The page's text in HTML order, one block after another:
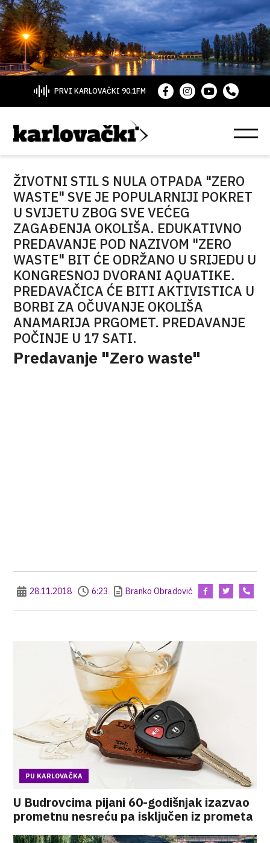
PRVI KARLOVAČKI 90.1FM
ŽIVOTNI STIL S NULA OTPADA "ZERO
WASTE" SVE JE POPULARNIJI POKRET
U SVIJETU ZBOG SVE VEĆEG
ZAGAĐENJA OKOLIŠA. EDUKATIVNO
PREDAVANJE POD NAZIVOM "ZERO
WASTE" BIT ĆE ODRŽANO U SRIJEDU U
KONGRESNOJ DVORANI AQUATIKE.
PREDAVAČICA ĆE BITI AKTIVISTICA U
BORBI ZA OČUVANJE OKOLIŠA
ANAMARIJA PRGOMET. PREDAVANJE
POČINJE U 17 SATI.
Predavanje "Zero waste"
28.11.2018 6:23 Branko Obradović
PU KARLOVAČKA
U Budrovcima pijani 60-godišnjak izazvao
prometnu nesreću pa isključen iz prometa